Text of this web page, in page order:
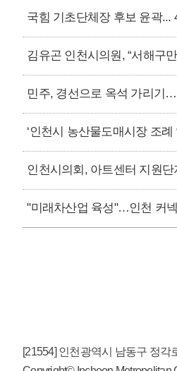
국힘 기초단체장 후보 윤곽...
김유곤 인천시의원, “서해구
민주, 경선으로 옥석 가리기
‘인천시 농산물도매시장 조
인천시의회, 아트센터 지원
"미래차산업 육성"…인천 커
[21554] 인천광역시 남동구 정각